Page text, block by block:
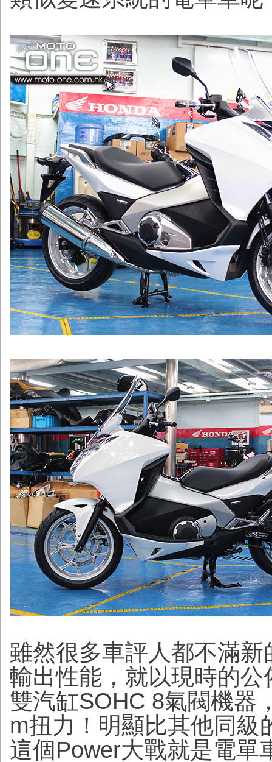
雖然很多車評人都不滿
輸出性能，就以現時的
雙汽缸SOHC 8氣閥機器
m扭力！明顯比其他同級
這個Power大戰就是電單